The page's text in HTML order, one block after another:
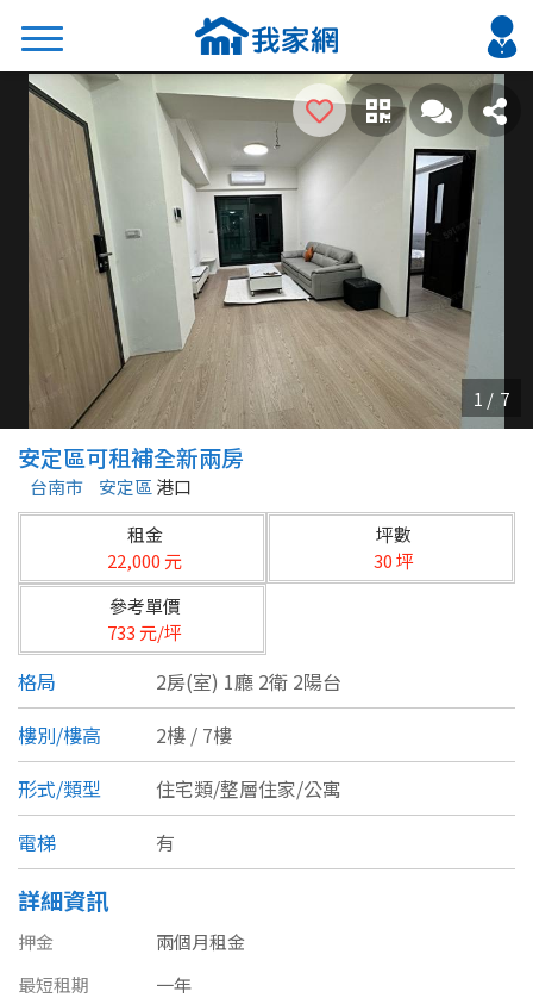
搜尋
熱門關鍵字
2026 台北降價好屋限量釋出
2026 新北降價好屋限量釋出
2026 台中降價好屋限量釋出
2026 台南降價好屋限量釋出
2026 高雄降價好屋限量釋出
縣市
不限
台北市
基隆市
新北市
宜蘭縣
桃園市
新竹市
新竹縣
區域
類型(可複選)
不拘 公寓 電梯大樓
農舍
安定區可租補全新兩房
台南市 安定區 港口
租金
22,000 元
坪數
30 坪
參考單價
733 元/坪
格局
2房(室) 1廳 2衛 2陽台
樓別/樓高
2樓 / 7樓
形式/類型
住宅類/整層住家/公寓
電梯
有
詳細資訊
押金
兩個月租金
最短租期
一年